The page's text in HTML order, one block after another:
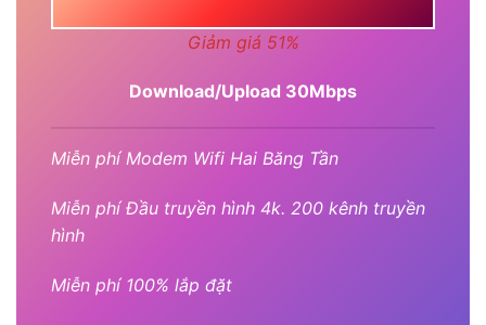
Giảm giá 51%
Download/Upload 30Mbps
Miễn phí Modem Wifi Hai Băng Tần
Miễn phí Đầu truyền hình 4k. 200 kênh truyền
hình
Miễn phí 100% lắp đặt